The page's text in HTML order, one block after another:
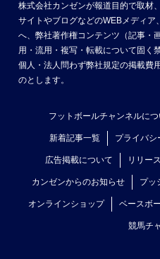
株式会社カンゼンが報道目的で取材
サイトやブログなどのWEBメディ
へ、弊社著作権コンテンツ（記事・
用・流用・複写・転載について固く
個人・法人問わず弊社規定の掲載費
のとします。
フットボールチャンネルにつ
新着記事一覧 プライバシ
広告掲載について リリー
カンゼンからのお知らせ プッ
オンラインショップ ベースボ
競馬チ